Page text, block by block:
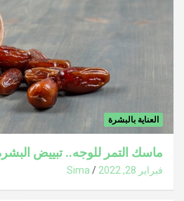
العناية بالبشرة
ماسك التمر للوجه.. تبييض
فبراير 28, 2022 Sima